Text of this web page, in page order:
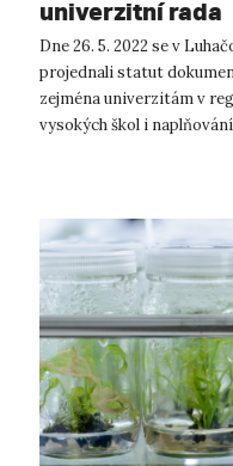
univerzitní rada
Dne 26. 5. 2022 se v
projednali statut
zejména univerzitám v
vysokých škol i